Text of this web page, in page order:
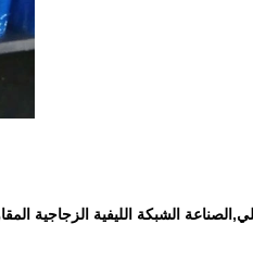
الشبكة الليفية الزجاجية